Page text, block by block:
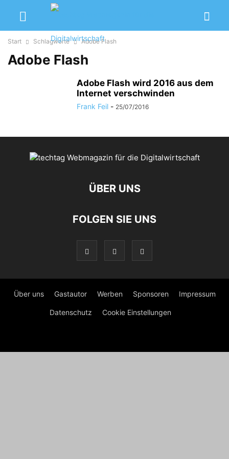
Start Schlagworte Adobe Flash
Adobe Flash
Adobe Flash wird 2016 aus dem
Internet verschwinden
Frank Feil - 25/07/2016
ÜBER UNS
FOLGEN SIE UNS
Über uns Gastautor Werben Sponsoren Impressum
Datenschutz Cookie Einstellungen